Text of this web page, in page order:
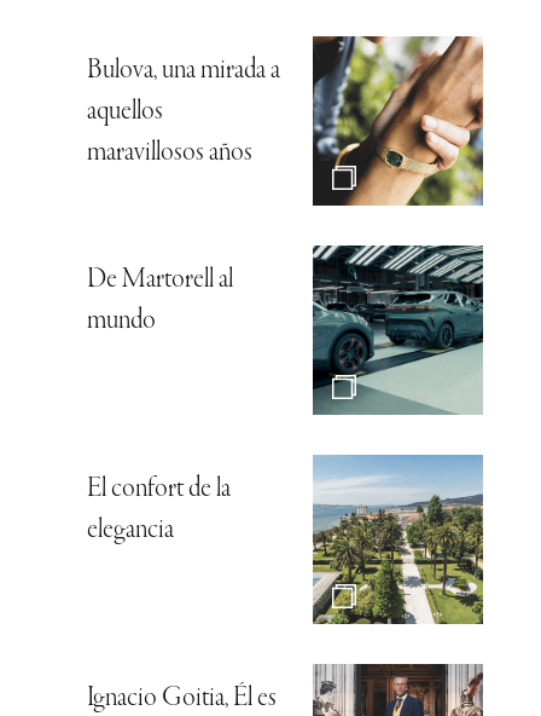
Bulova, una mirada a
aquellos
maravillosos años
De Martorell al
mundo
El confort de la
elegancia
Ignacio Goitia, Él es